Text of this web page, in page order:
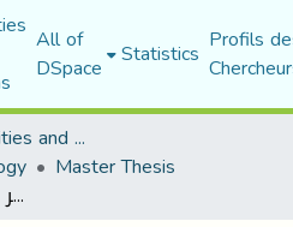
All of
DSpace Statistics Profils
Faculty of Humanities and Social Sciences
Master Thesis
استراتيجيات الكشف عن الموهوبين من وجهة نظر أساتذة التعليم الابتدائي